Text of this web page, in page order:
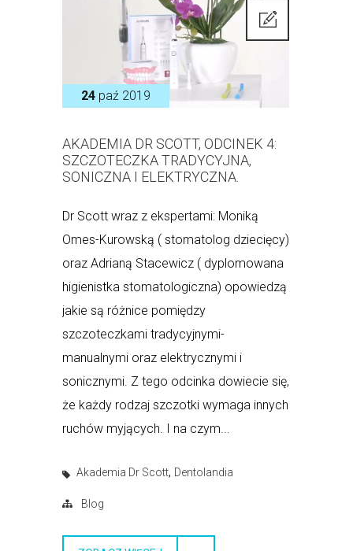
24 paź 2019
AKADEMIA DR SCOTT, ODCINEK 4:
SZCZOTECZKA TRADYCYJNA,
SONICZNA I ELEKTRYCZNA.
Dr Scott wraz z ekspertami: Moniką
Omes-Kurowską ( stomatolog dziecięcy)
oraz Adrianą Stacewicz ( dyplomowana
higienistka stomatologiczna) opowiedzą
jakie są różnice pomiędzy
szczoteczkami tradycyjnymi-
manualnymi oraz elektrycznymi i
sonicznymi. Z tego odcinka dowiecie się,
że każdy rodzaj szczotki wymaga innych
ruchów myjących. I na czym...
Akademia Dr Scott, Dentolandia
Blog